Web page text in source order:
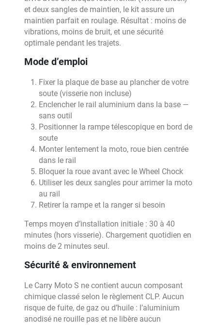
et deux sangles de maintien, le kit assure un
maintien parfait en roulage. Résultat : moins de
vibrations, moins de bruit, et une sécurité
optimale pendant les trajets.
Mode d’emploi
Fixer la plaque de base au plancher de votre
soute (visserie non incluse)
Enclencher le rail aluminium dans la base —
sans outil
Positionner la rampe télescopique en bord de
soute
Monter lentement la moto, roue bien centrée
dans le rail
Bloquer la roue avant avec le Wheel Chock
Utiliser les deux sangles pour arrimer la moto
au rail
Retirer la rampe et la ranger si besoin
Temps moyen d’installation initiale : 30 à 40
minutes (hors visserie). Chargement quotidien en
moins de 2 minutes seul.
Sécurité & environnement
Le Carry Moto S ne contient aucun composant
chimique classé selon le règlement CLP. Aucun
risque de fuite, de gaz ou d’huile : l’aluminium
anodisé ne rouille pas et ne libère aucun